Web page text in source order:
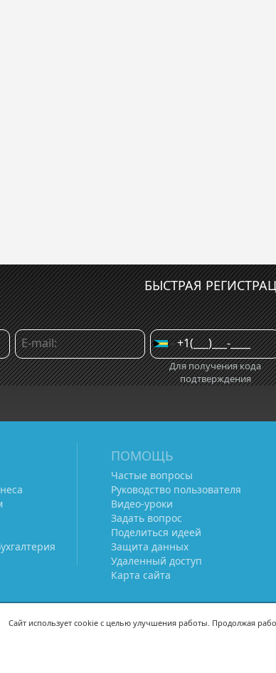
БЫСТРАЯ
Для получения кода
подтверждения
ПОМОЩЬ
Частые вопросы
Руководство пользователя
Видео-уроки
Задать вопрос
Поделиться идеей
Защита данных
Удаленный доступ
Карта сайта
Сайт использует cookie с целью улучшения работы. Продолжая